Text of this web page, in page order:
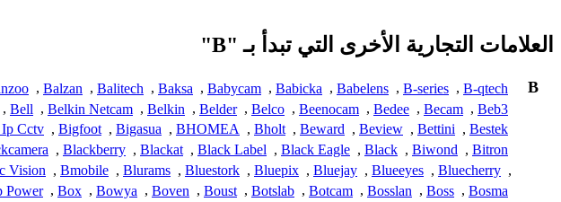
العلامات التجارية الأخرى التي تبدأ بـ "B"
B
B-qtech
,
B-series
,
Babelens
,
Babicka
,
Babycam
,
Baksa
,
Balitech
,
Balzan
,
Beb3
,
Becam
,
Bedee
,
Beenocam
,
Belco
,
Belder
,
Belkin
,
Belkin Netcam
,
Bell
,
Bestek
,
Bettini
,
Beview
,
Beward
,
Bholt
,
BHOMEA
,
Bigasua
,
Bigfoot
,
Cctv
Bitron
,
Biwond
,
Black
,
Black Eagle
,
Black Label
,
Blackat
,
Blackberry
,
,
Bluecherry
,
Blueeyes
,
Bluejay
,
Bluepix
,
Bluestork
,
Blurams
,
Bmobile
,
Vision
Bosma
,
Boss
,
Bosslan
,
Botcam
,
Botslab
,
Boust
,
Boven
,
Bowya
,
Box
,
Power